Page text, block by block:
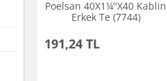
Poelsan 40X1¼''X40 Kablin
Erkek Te (7744)
191,24 TL